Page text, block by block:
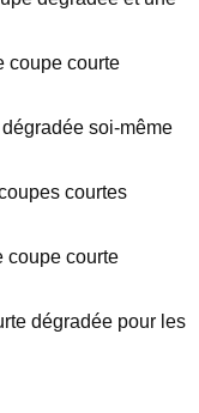
coupe courte
soi-même
courtes
coupe courte
dégradée pour les